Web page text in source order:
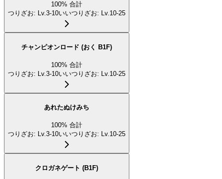
100% 合計
つりざお: Lv.3-10いいつりざお: Lv.10-25
チャンピオンロード (おく B1F)
100% 合計
つりざお: Lv.3-10いいつりざお: Lv.10-25
あれたぬけみち
100% 合計
つりざお: Lv.3-10いいつりざお: Lv.10-25
クロガネゲート (B1F)